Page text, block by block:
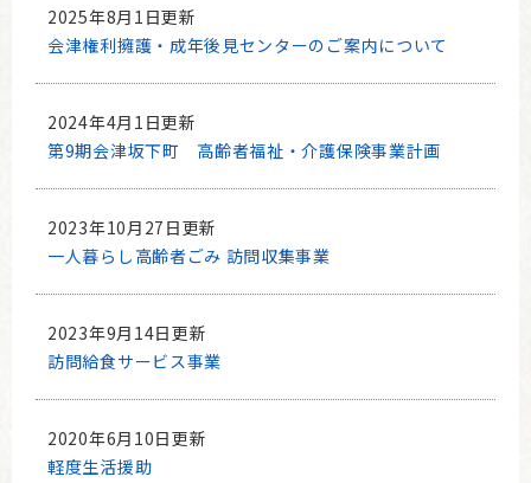
2025年8月1日更新
会津権利擁護・成年後見センターのご案内について
2024年4月1日更新
第9期会津坂下町 高齢者福祉・介護保険事業計画
2023年10月27日更新
一人暮らし高齢者ごみ 訪問収集事業
2023年9月14日更新
訪問給食サービス事業
2020年6月10日更新
軽度生活援助